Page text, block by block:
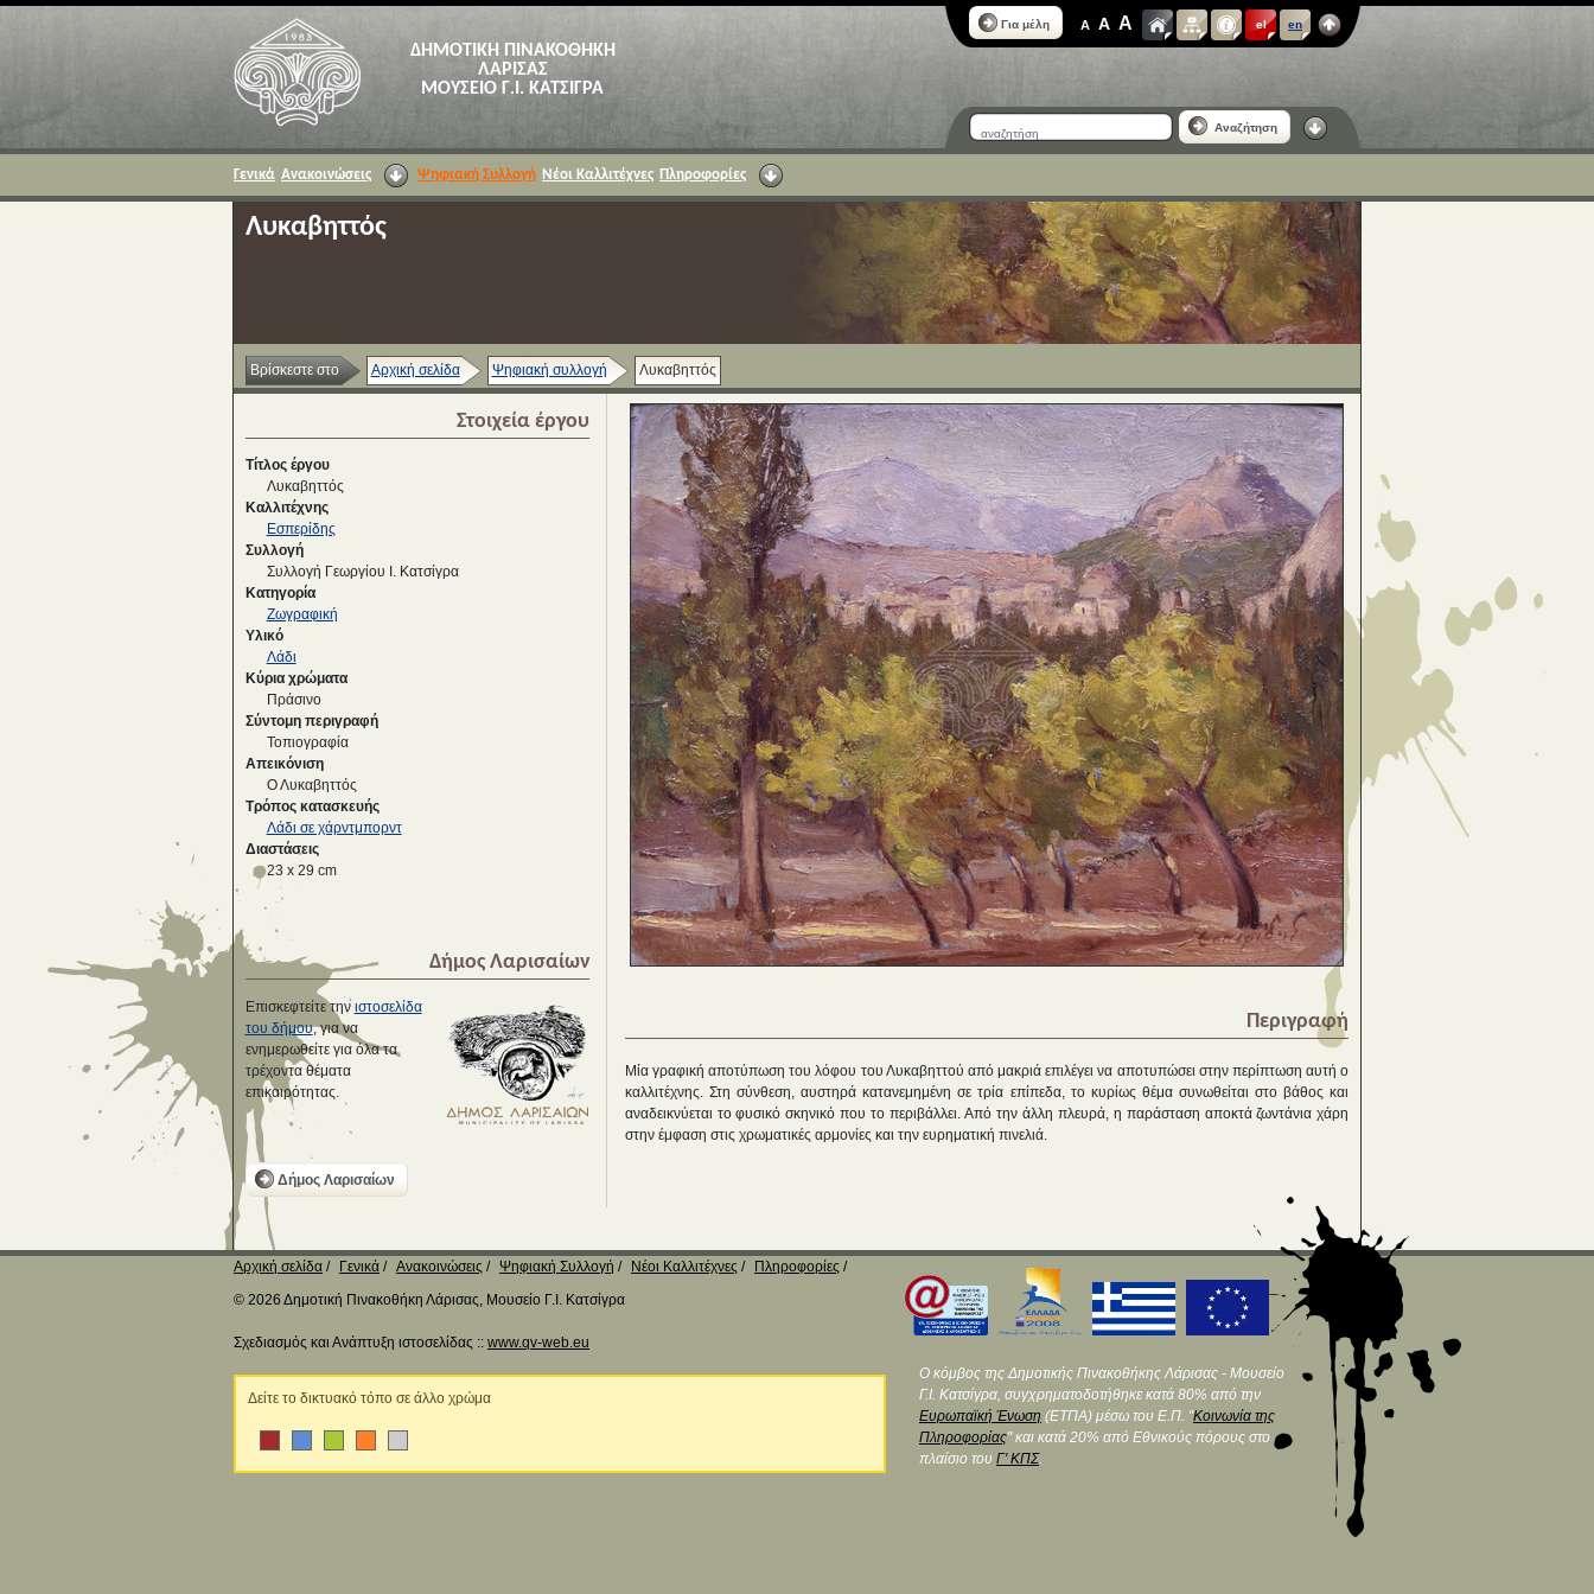
ΔΗΜΟΤΙΚΗ ΠΙΝΑΚΟΘΗΚΗ
ΛΑΡΙΣΑΣ
ΜΟΥΣΕΙΟ Γ.Ι. ΚΑΤΣΙΓΡΑ
Για μέλη A A A el en
Αναζήτηση
Γενικά Ανακοινώσεις Ψηφιακή Συλλογή Νέοι Καλλιτέχνες Πληροφορίες
Λυκαβηττός
Βρίσκεστε στο Αρχική σελίδα Ψηφιακή συλλογή Λυκαβηττός
Στοιχεία έργου
Τίτλος έργου
Λυκαβηττός
Καλλιτέχνης
Εσπερίδης
Συλλογή
Συλλογή Γεωργίου Ι. Κατσίγρα
Κατηγορία
Ζωγραφική
Υλικό
Λάδι
Κύρια χρώματα
Πράσινο
Σύντομη περιγραφή
Τοπιογραφία
Απεικόνιση
Ο Λυκαβηττός
Τρόπος κατασκευής
Λάδι σε χάρντμπορντ
Διαστάσεις
23 x 29 cm
Δήμος Λαρισαίων
Επισκεφτείτε την ιστοσελίδα
του δήμου, για να
ενημερωθείτε για όλα τα
τρέχοντα θέματα
επικαιρότητας.
Δήμος Λαρισαίων
Περιγραφή
Μία γραφική αποτύπωση του λόφου του Λυκαβηττού από μακριά επιλέγει να αποτυπώσει στην περίπτωση αυτή ο
καλλιτέχνης. Στη σύνθεση, αυστηρά κατανεμημένη σε τρία επίπεδα, το κυρίως θέμα συνωθείται στο βάθος και
αναδεικνύεται το φυσικό σκηνικό που το περιβάλλει. Από την άλλη πλευρά, η παράσταση αποκτά ζωντάνια χάρη
στην έμφαση στις χρωματικές αρμονίες και την ευρηματική πινελιά.
Αρχική σελίδα Γενικά Ανακοινώσεις Ψηφιακή Συλλογή Νέοι Καλλιτέχνες
Πληροφορίες
© 2026 Δημοτική Πινακοθήκη Λάρισας, Μουσείο Γ.Ι. Κατσίγρα
Σχεδιασμός και Ανάπτυξη ιστοσελίδας :: www.qv-web.eu
Δείτε το δικτυακό τόπο σε άλλο χρώμα
Ο κόμβος της Δημοτικής Πινακοθήκης Λάρισας - Μουσείο
Γ.Ι. Κατσίγρα, συγχρηματοδοτήθηκε κατά 80% από την
Ευρωπαϊκή Ένωση (ΕΤΠΑ) μέσω του Ε.Π. "Κοινωνία της
Πληροφορίας" και κατά 20% από Εθνικούς πόρους στο
πλαίσιο του Γ' ΚΠΣ.